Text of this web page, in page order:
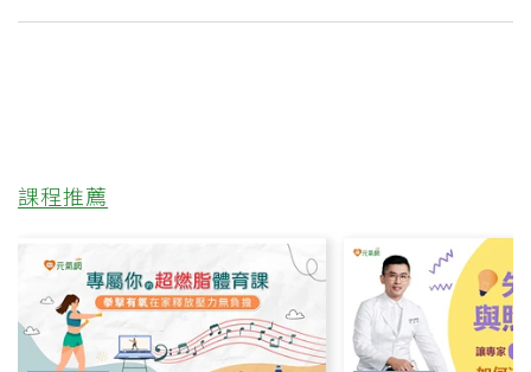
課程推薦